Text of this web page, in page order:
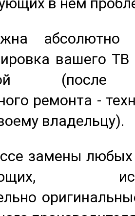
абсолютно
вашего
(после
ремонта -
владельцу).
замены любых